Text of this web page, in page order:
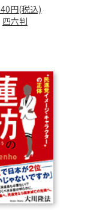
円(税込)
四六判